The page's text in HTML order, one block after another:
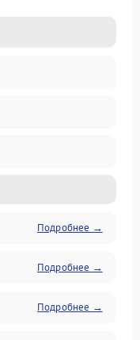
Подробнее →
Подробнее →
Подробнее →